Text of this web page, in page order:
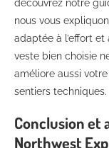
découvrez notre
nous vous
adaptée à l’effort
veste bien choisie
améliore aussi
sentiers techniques.
Conclusion et
Northwest